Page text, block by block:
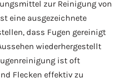
zur Reinigung von
eine ausgezeichnete
dass Fugen gereinigt
wiederhergestellt
ist oft
Flecken effektiv zu